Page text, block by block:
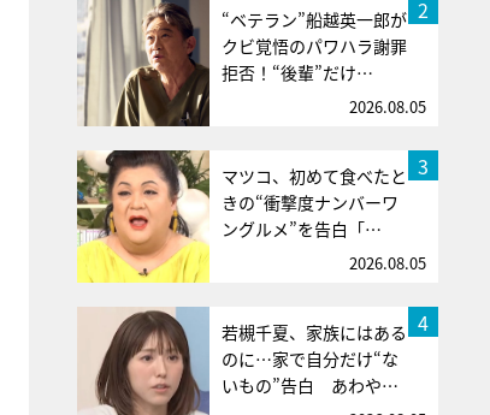
2
“ベテラン”船越英一郎が
クビ覚悟のパワハラ謝罪
拒否！“後輩”だけ…
2026.08.05
3
マツコ、初めて食べたと
きの“衝撃度ナンバーワ
ングルメ”を告白「…
2026.08.05
4
若槻千夏、家族にはある
のに…家で自分だけ“な
いもの”告白 あわや…